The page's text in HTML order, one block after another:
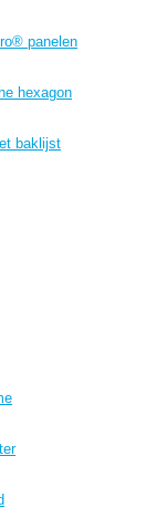
panelen
hexagon
baklijst